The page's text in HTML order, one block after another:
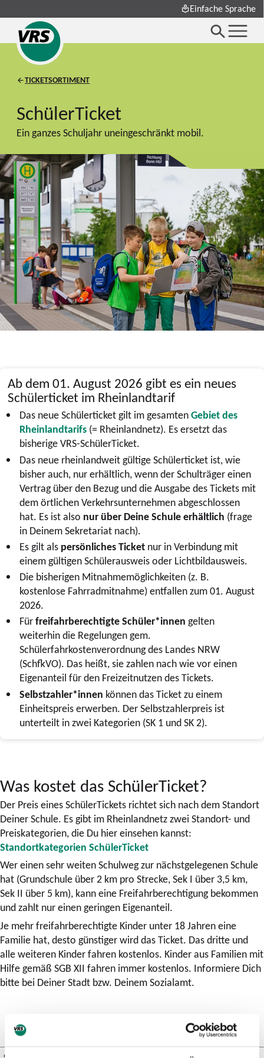
Einfache Sprache
TICKETSORTIMENT
SchülerTicket
Ein ganzes Schuljahr uneingeschränkt mobil.
Ab dem 01. August 2026 gibt es ein neues
Schülerticket im Rheinlandtarif
Das neue Schülerticket gilt im gesamtenGebiet des
Rheinlandtarifs(= Rheinlandnetz). Es ersetzt das
bisherige VRS-SchülerTicket.
Das neue rheinlandweit gültige Schülerticket ist, wie
bisher auch, nur erhältlich, wenn der Schulträger einen
Vertrag über den Bezug und die Ausgabe des Tickets mit
dem örtlichen Verkehrsunternehmen abgeschlossen
hat. Es ist also nur über Deine Schule erhältlich (frage
in Deinem Sekretariat nach).
Es gilt als persönliches Ticketnur in Verbindung mit
einem gültigen Schülerausweis oder Lichtbildausweis.
Die bisherigen Mitnahmemöglichkeiten (z. B.
kostenlose Fahrradmitnahme) entfallen zum 01. August
2026.
Fürfreifahrberechtigte Schüler*innen gelten
weiterhin die Regelungen gem.
Schülerfahrkostenverordnung des Landes NRW
(SchfkVO). Das heißt, sie zahlen nach wie vor einen
Eigenanteil für den Freizeitnutzen des Tickets.
Selbstzahler*innen können das Ticket zu einem
Einheitspreis erwerben. DerSelbstzahlerpreisist
unterteilt in zwei Kategorien (SK 1 und SK 2).
Was kostet das SchülerTicket?
Der Preis eines SchülerTickets richtet sich nach dem Standort
Deiner Schule. Es gibt im Rheinlandnetz zwei Standort- und
Preiskategorien, die Du hier einsehen kannst:
Standortkategorien SchülerTicket
Wer einen sehr weiten Schulweg zur nächstgelegenen Schule
hat (Grundschule über 2 km pro Strecke, Sek I über 3,5 km,
Sek II über 5 km), kann eine Freifahrberechtigung bekommen
und zahlt nur einen geringen Eigenanteil.
Je mehr freifahrberechtigte Kinder unter 18 Jahren eine
Familie hat, desto günstiger wird das Ticket. Das dritte und
alle weiteren Kinder fahren kostenlos. Kinder aus Familien mit
Hilfe gemäß SGB XII fahren immer kostenlos. Informiere Dich
bitte bei Deiner Stadt bzw. Deinem Sozialamt.